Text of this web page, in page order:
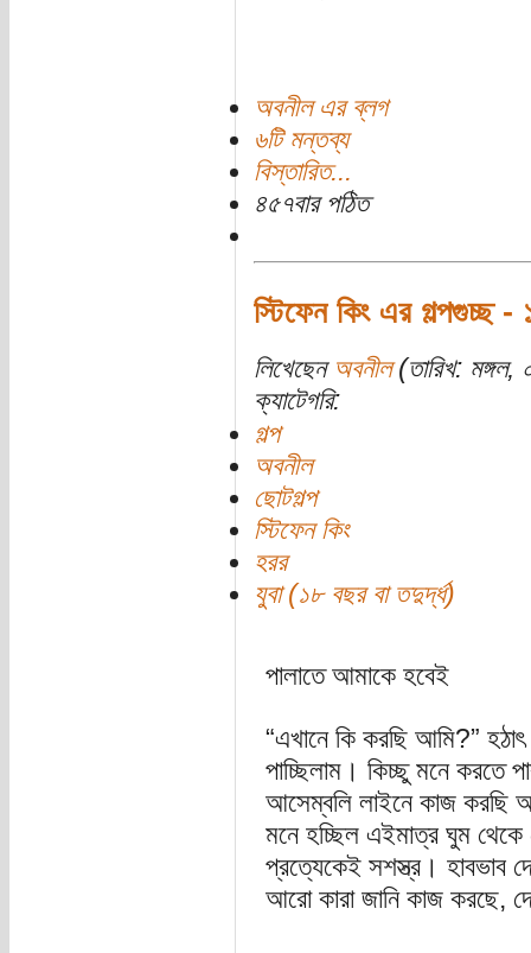
অবনীল এর ব্লগ
৬টি মন্তব্য
বিস্তারিত...
৪৫৭বার পঠিত
স্টিফেন কিং এর গল্পগুচ্ছ -
লিখেছেন অবনীল(তারিখ:
ক্যাটেগরি:
গল্প
অবনীল
ছোটগল্প
স্টিফেন কিং
হরর
যুবা (১৮ বছর বা তদুর্দ্ধ)
পালাতে আমাকে হবেই
“এখানে কি করছি আমি?”
পাচ্ছিলাম। কিচ্ছু মনে করতে
আসেম্বলি লাইনে কাজ করছি
মনে হচ্ছিল এইমাত্র ঘুম থেকে
প্রত্যেকেই সশস্ত্র। হাবভাব
আরো কারা জানি কাজ করছে,